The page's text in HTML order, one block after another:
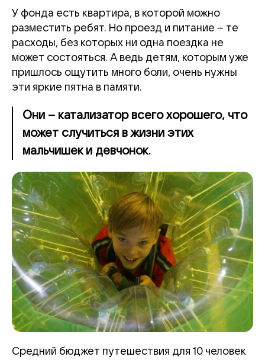
У фонда есть квартира, в которой можно
разместить ребят. Но проезд и питание – те
расходы, без которых ни одна поездка не
может состояться. А ведь детям, которым уже
пришлось ощутить много боли, очень нужны
эти яркие пятна в памяти.
Они – катализатор всего хорошего, что
может случиться в жизни этих
мальчишек и девчонок.
Средний бюджет путешествия для 10 человек